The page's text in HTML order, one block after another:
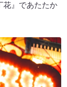
花』であたたか